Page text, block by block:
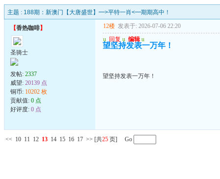
主题 : 188期：新澳门【大唐盛世】━>平特一肖<━期期高中！
【香热咖啡】
圣骑士
发帖: 2337
威望: 20139 点
铜币: 10202 枚
贡献值: 0 点
好评度: 0 点
12楼 发表于: 2026-07-06 22:20
u 回复 u 编辑 u
望坚持发表一万年！
望坚持发表一万年！
<< 10 11 12 13 14 15 16 17 >> [共25 页] Go